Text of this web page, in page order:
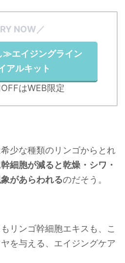
NOW／
≫エイジングライン
アルキット
はWEB限定
少な種類のリンゴからとれ
細胞が減ると乾燥・シワ・
があらわれるのだそう。
リンゴ幹細胞エキスも、こ
を与える、エイジングケア